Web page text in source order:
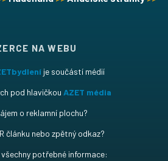
NA WEBU
je součástí médií
pod hlavičkou AZET média
o reklamní plochu?
článku nebo zpětný odkaz?
potřebné informace: